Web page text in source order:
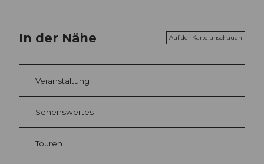
In der Nähe Auf der Karte anschauen
Veranstaltung
Sehenswertes
Touren